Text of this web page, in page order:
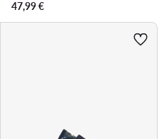
47,99€